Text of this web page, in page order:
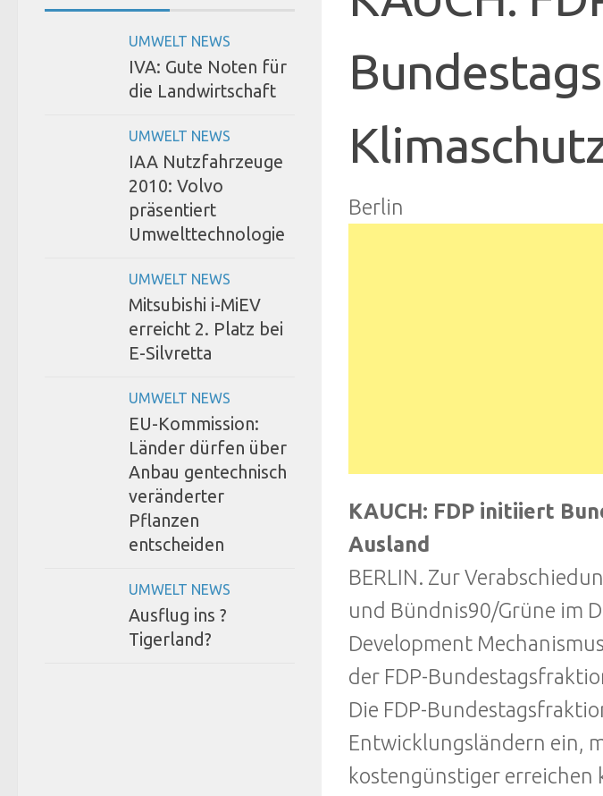
Berlin
KAUCH: FDP initiiert
Ausland
BERLIN. Zur
und Bündnis90/Grüne im
Development
der FDP-
Die FDP-
Entwicklungsländern ein,
kostengünstiger erreichen
UMWELT NEWS
IVA: Gute Noten für
die Landwirtschaft
UMWELT NEWS
IAA Nutzfahrzeuge
2010: Volvo
präsentiert
Umwelttechnologie
UMWELT NEWS
Mitsubishi i-MiEV
erreicht 2. Platz bei
E-Silvretta
UMWELT NEWS
EU-Kommission:
Länder dürfen über
Anbau gentechnisch
veränderter
Pflanzen
entscheiden
UMWELT NEWS
Ausflug ins ?
Tigerland?